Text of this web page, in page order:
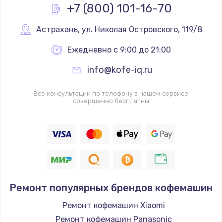
Заказать
1210 руб.
Заказать
Замена нагревателя испарителя
Заказать
1190 руб.
Заказать
Замена термостата
1350 руб.
+7 (800) 101-16-70
Астрахань, ул. Николая Островского, 119/8
Ежедневно с 9:00 до 21:00
info@kofe-iq.ru
Все консультации по телефону в нашем сервисе
совершенно бесплатны
Ремонт популярных брендов кофемашин
Ремонт кофемашин Xiaomi
Ремонт кофемашин Panasonic